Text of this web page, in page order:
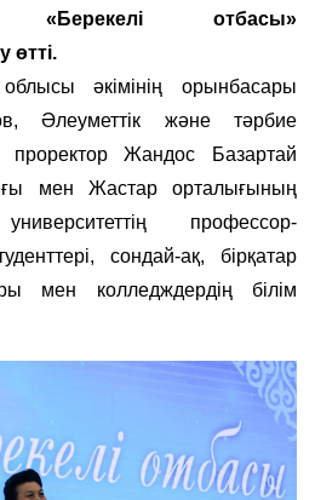
«Берекелі отбасы»
өтті.
әкімінің орынбасары
Әлеуметтік және тәрбие
проректор Жандос Базартай
мен Жастар орталығының
профессор-
сондай-ақ, бірқатар
мен колледждердің білім